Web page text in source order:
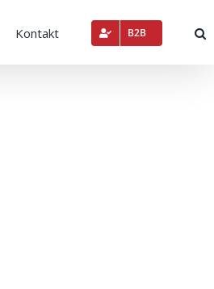
Kontakt B2B